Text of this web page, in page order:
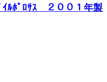
ﾙﾎﾟﾛｻｽ ２００１年製